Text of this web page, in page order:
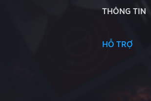
THÔNG TIN
HỖ TRỢ